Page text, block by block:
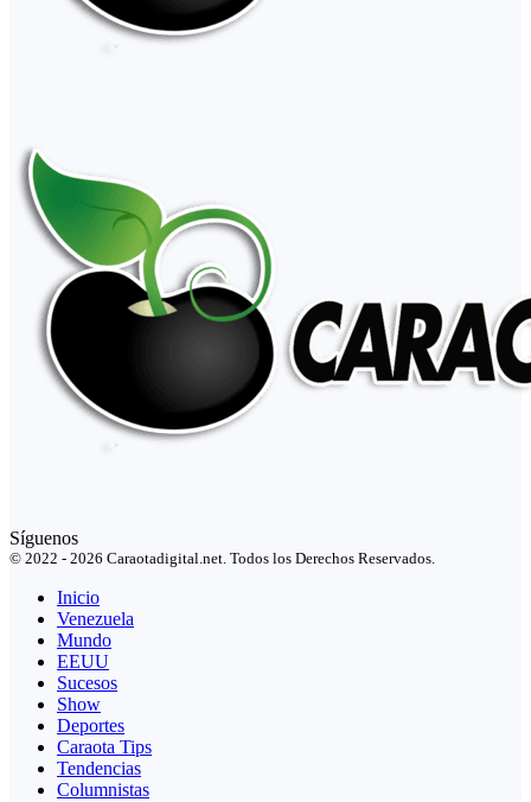
Síguenos
© 2022 - 2026 Caraotadigital.net. Todos los Derechos Reservados.
Inicio
Venezuela
Mundo
EEUU
Sucesos
Show
Deportes
Caraota Tips
Tendencias
Columnistas